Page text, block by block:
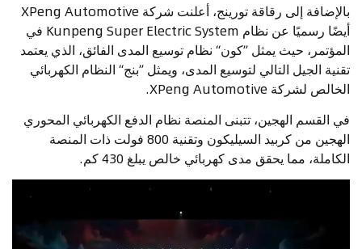
بالإضافة إلى رقاقة تورينج، أعلنت شركة XPeng Automotive
أيضًا رسميًا عن نظام Kunpeng Super Electric System في
المؤتمر، حيث يمثل ”كون“ نظام توسيع المدى الفائق، الذي يعتمد
تقنية الجيل التالي لتوسيع المدى، ويمثل ”بنج“ النظام الكهربائي
الخالص لشركة XPeng Automotive.
في القسم الهجين، تتبنى المنصة نظام الدفع الكهربائي المحوري
الهجين من كربيد السيليكون وتقنية 800 فولت ذات المنصة
الكاملة، مما يحقق مدى كهربائي خالص يبلغ 430 كم.